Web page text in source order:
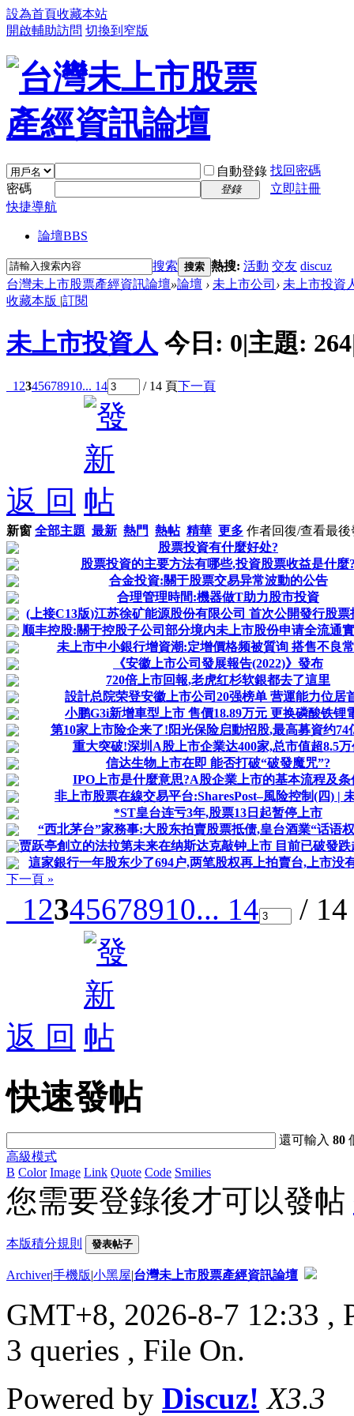
設為首頁收藏本站
開啟輔助訪問 切換到窄版
自動登錄 找回密碼
密碼
登錄
立即註冊
快捷導航
論壇BBS
搜索 搜索 熱搜: 活動 交友 discuz
台灣未上市股票產經資訊論壇»論壇 › 未上市公司 › 未上市投資
收藏本版 |訂閱
未上市投資人 今日: 0|主題: 264
1 2345678910... 14 / 14 頁下一頁
返 回
新窗 全部主題 最新 熱門 熱帖 精華 更多 作者回復/查看最後
股票投資有什麼好处?
股票投資的主要方法有哪些,投資股票收益是什麼
合金投資:關于股票交易异常波動的公告
合理管理時間:機器做T助力股市投資
(上接C13版)江苏徐矿能源股份有限公司 首次公開發行股票
顺丰控股:關于控股子公司部分境内未上市股份申请全流通
未上市中小銀行增資潮:定增價格频被質询 搭售不良
《安徽上市公司發展報告(2022)》發布
720倍上市回報,老虎红杉软銀都去了這里
設計总院荣登安徽上市公司20强榜单 营運能力位居
小鹏G3i新增車型上市 售價18.89万元 更换磷酸铁锂
第10家上市险企来了!阳光保险启動招股,最高募資约74
重大突破!深圳A股上市企業达400家,总市值超8.5万
信达生物上市在即 能否打破“破發魔咒”?
IPO上市是什麼意思?A股企業上市的基本流程及条
非上市股票在線交易平台:SharesPost–風险控制(四) |
*ST皇台连亏3年,股票13日起暂停上市
“西北茅台”家務事:大股东拍賣股票抵债,皇台酒業“话语
贾跃亭創立的法拉第未来在纳斯达克敲钟上市 目前已破發
這家銀行一年股东少了694户,两笔股权再上拍賣台,上市没
下一頁 »
12345678910... 14 /
返 回
快速發帖
還可輸入80
高級模式
B Color Image Link Quote Code Smilies
您需要登錄後才可以發帖
本版積分規則 發表帖子
Archiver|手機版|小黑屋|台灣未上市股票產經資訊論壇
GMT+8, 2026-8-7 12:33 ,
3 queries , File On.
Powered by Discuz! X3.3